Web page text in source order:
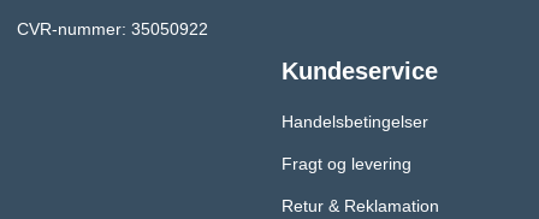
CVR-nummer: 35050922
Kundeservice
Handelsbetingelser
Fragt og levering
Retur & Reklamation